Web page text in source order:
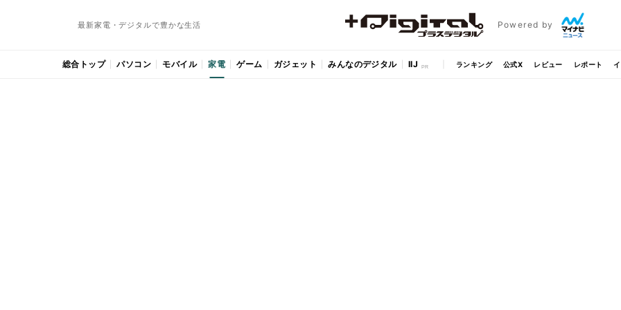
最新家電・デジタルで豊かな生活 Powered by
総合トップ パソコン モバイル 家電 ゲーム ガジェット みんなのデジタル IIJ ランキング 公式X レビュー レポート